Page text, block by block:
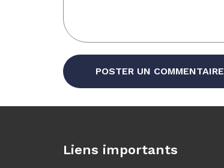
POSTER UN COMMENTAIRE
Liens importants